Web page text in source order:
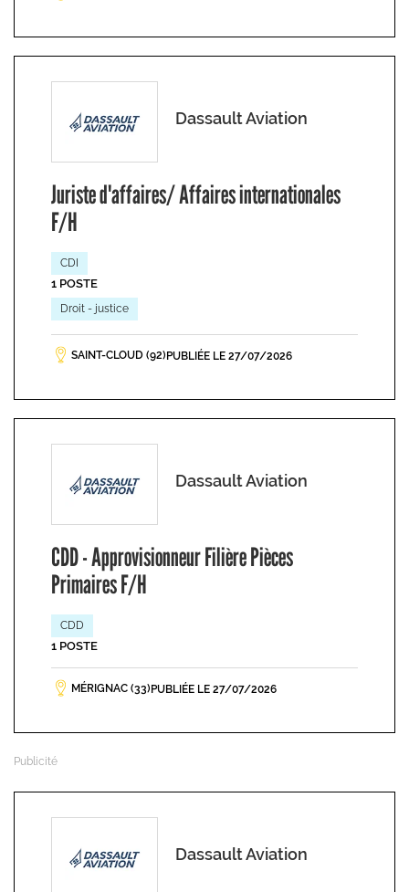
Dassault Aviation
Juriste d'affaires/ Affaires internationales
F/H
CDI
1 POSTE
Droit - justice
SAINT-CLOUD (92) PUBLIÉE LE 27/07/2026
Dassault Aviation
CDD - Approvisionneur Filière Pièces
Primaires F/H
CDD
1 POSTE
MÉRIGNAC (33) PUBLIÉE LE 27/07/2026
Dassault Aviation